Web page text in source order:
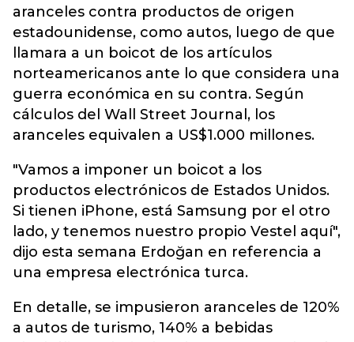
aranceles contra productos de origen
estadounidense, como autos, luego de que
llamara a un boicot de los artículos
norteamericanos ante lo que considera una
guerra económica en su contra. Según
cálculos del Wall Street Journal, los
aranceles equivalen a US$1.000 millones.
"Vamos a imponer un boicot a los
productos electrónicos de Estados Unidos.
Si tienen iPhone, está Samsung por el otro
lado, y tenemos nuestro propio Vestel aquí",
dijo esta semana Erdoğan en referencia a
una empresa electrónica turca.
En detalle, se impusieron aranceles de 120%
a autos de turismo, 140% a bebidas